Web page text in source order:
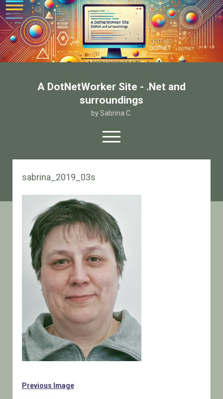
A DotNetWorker Site - .Net and
surroundings
by Sabrina C.
open
menu
twitterfacebook
email-form
Chi sono
Contatto
sabrina_2019_03s
Previous Image